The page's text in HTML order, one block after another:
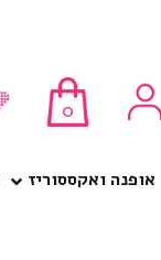
0
אופנה ואקססוריז